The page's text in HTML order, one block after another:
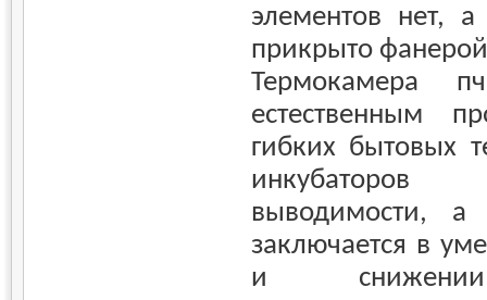
элементов нет,
прикрыто
Термокамера
естественным
гибких бытовых
выводимости, а
заключается в
и снижении